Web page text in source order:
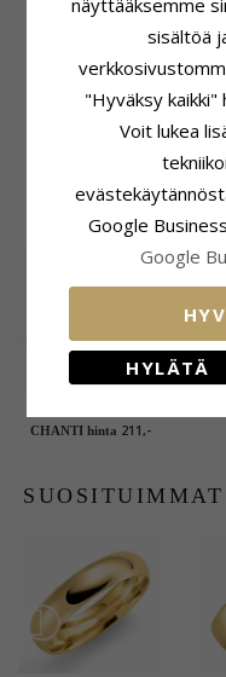
Leveys: 6,0 mm
Paksuus:2,0 mm
10,6 G
Noin 5 Viikkoa
jossa 8 karaattia
CHANTI hinta 211,-
näyttääksemme
sisältöä
"Hyväksy
Voit lukea
Google
Google
HYLÄTÄ